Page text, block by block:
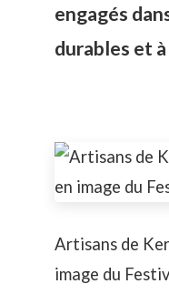
engagés
durables et
Artisans de
image du